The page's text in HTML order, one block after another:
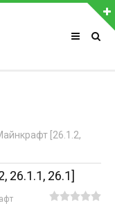
Регистрация
[26.1.2,
26.1.1, 26.1]